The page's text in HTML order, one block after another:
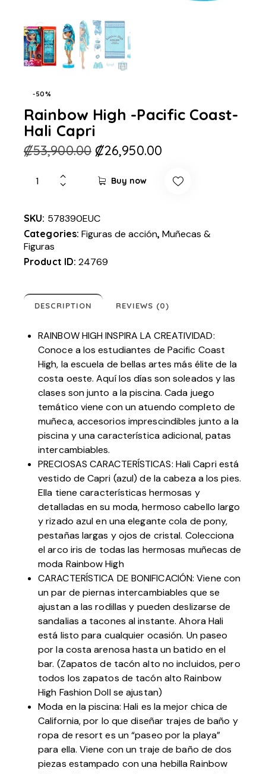
-50%
Rainbow High -Pacific Coast-
Hali Capri
₡53,900.00 ₡26,950.00
Buy now
SKU: 578390EUC
Categories:Figuras de acción,Muñecas &
Figuras
Product ID:24769
DESCRIPTION REVIEWS (0)
RAINBOW HIGH INSPIRA LA CREATIVIDAD:
Conoce a los estudiantes de Pacific Coast
High, la escuela de bellas artes más élite de la
costa oeste. Aquí los días son soleados y las
clases son junto a la piscina. Cada juego
temático viene con un atuendo completo de
muñeca, accesorios imprescindibles junto a la
piscina y una característica adicional, patas
intercambiables.
PRECIOSAS CARACTERÍSTICAS: Hali Capri está
vestido de Capri (azul) de la cabeza a los pies.
Ella tiene características hermosas y
detalladas en su moda, hermoso cabello largo
y rizado azul en una elegante cola de pony,
pestañas largas y ojos de cristal. Colecciona
el arco iris de todas las hermosas muñecas de
moda Rainbow High
CARACTERÍSTICA DE BONIFICACIÓN: Viene con
un par de piernas intercambiables que se
ajustan a las rodillas y pueden deslizarse de
sandalias a tacones al instante. Ahora Hali
está listo para cualquier ocasión. Un paseo
por la costa arenosa hasta un batido en el
bar. (Zapatos de tacón alto no incluidos, pero
todos los zapatos de tacón alto Rainbow
High Fashion Doll se ajustan)
Moda en la piscina: Hali es la mejor chica de
California, por lo que diseñar trajes de baño y
ropa de resort es un “paseo por la playa”
para ella. Viene con un traje de baño de dos
piezas estampado con una hebilla Rainbow